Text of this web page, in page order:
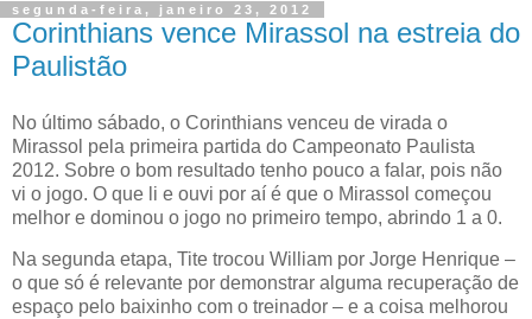
segunda-feira, janeiro 23, 2012
Corinthians vence Mirassol na estreia do
Paulistão
No último sábado, o Corinthians venceu de virada o
Mirassol pela primeira partida do Campeonato Paulista
2012. Sobre o bom resultado tenho pouco a falar, pois não
vi o jogo. O que li e ouvi por aí é que o Mirassol começou
melhor e dominou o jogo no primeiro tempo, abrindo 1 a 0.
Na segunda etapa, Tite trocou William por Jorge Henrique –
o que só é relevante por demonstrar alguma recuperação de
espaço pelo baixinho com o treinador – e a coisa melhorou